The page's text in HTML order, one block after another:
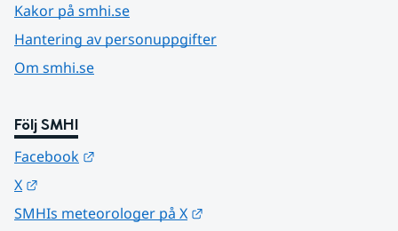
Kakor på smhi.se
Hantering av personuppgifter
Om smhi.se
Följ SMHI
Facebook
X
SMHIs meteorologer på X